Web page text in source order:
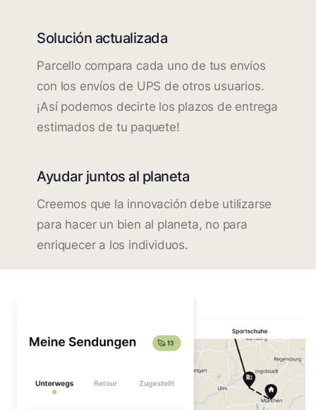
Solución actualizada
Parcello compara cada uno de tus envíos
con los envíos de UPS de otros usuarios.
¡Así podemos decirte los plazos de entrega
estimados de tu paquete!
Ayudar juntos al planeta
Creemos que la innovación debe utilizarse
para hacer un bien al planeta, no para
enriquecer a los individuos.